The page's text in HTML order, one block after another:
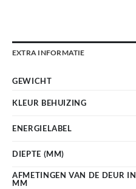
EXTRA INFORMATIE
GEWICHT
KLEUR BEHUIZING
ENERGIELABEL
DIEPTE (MM)
AFMETINGEN VAN DE DEUR IN
MM